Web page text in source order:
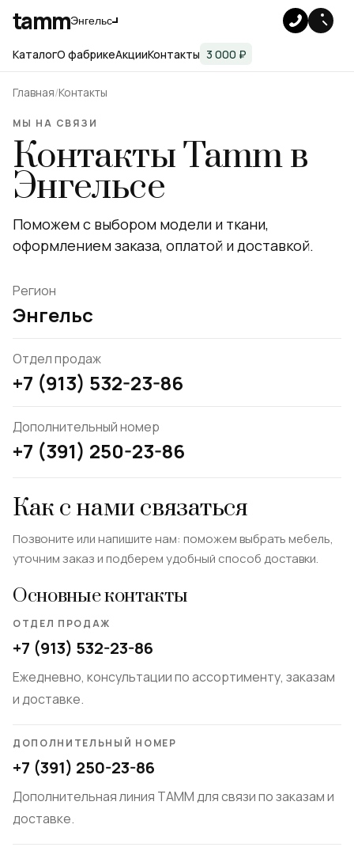
tammЭнгельс
КаталогО фабрикеАкцииКонтакты 3 000 ₽
Главная Контакты
МЫ НА СВЯЗИ
Контакты Tamm в
Энгельсе
Поможем с выбором модели и ткани,
оформлением заказа, оплатой и доставкой.
Регион
Энгельс
Отдел продаж
+7 (913) 532-23-86
Дополнительный номер
+7 (391) 250-23-86
Как с нами связаться
Позвоните или напишите нам: поможем выбрать мебель,
уточним заказ и подберем удобный способ доставки.
Основные контакты
ОТДЕЛ ПРОДАЖ
+7 (913) 532-23-86
Ежедневно, консультации по ассортименту, заказам
и доставке.
ДОПОЛНИТЕЛЬНЫЙ НОМЕР
+7 (391) 250-23-86
Дополнительная линия TAMM для связи по заказам и
доставке.